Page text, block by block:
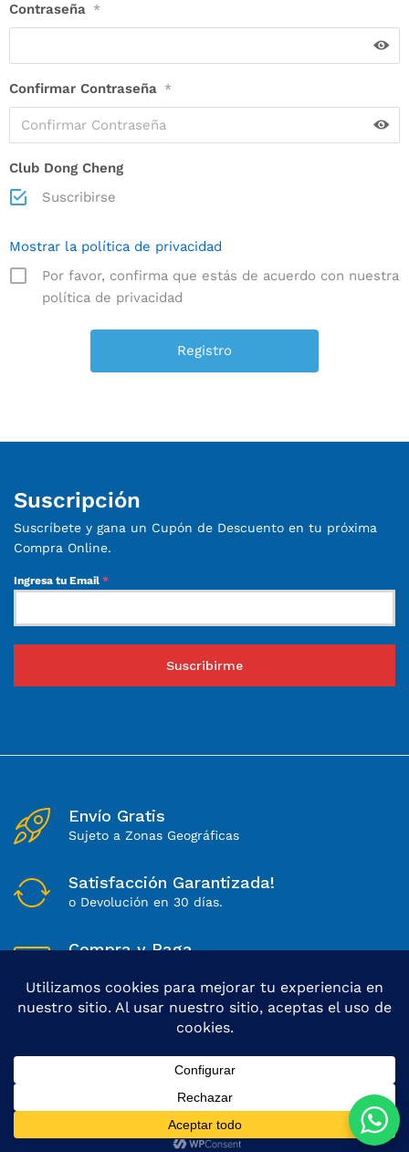
Agosto
Contraseña *
Confirmar Contraseña *
Club Dong Cheng
Suscribirse
Mostrar la política de privacidad
Por favor, confirma que estás de acuerdo con nuestra
política de privacidad
Suscripción
Suscríbete y gana un Cupón de Descuento en tu próxima
Compra Online.
Ingresa tu Email *
Suscribirme
Envío Gratis
Sujeto a Zonas Geográficas
Satisfacción Garantizada!
o Devolución en 30 días.
Compra y Paga
Lunes a Sábados
Soporte Directo de 8 a 18Hs
© 2025 Dong Cheng | Todos los derechos reservados